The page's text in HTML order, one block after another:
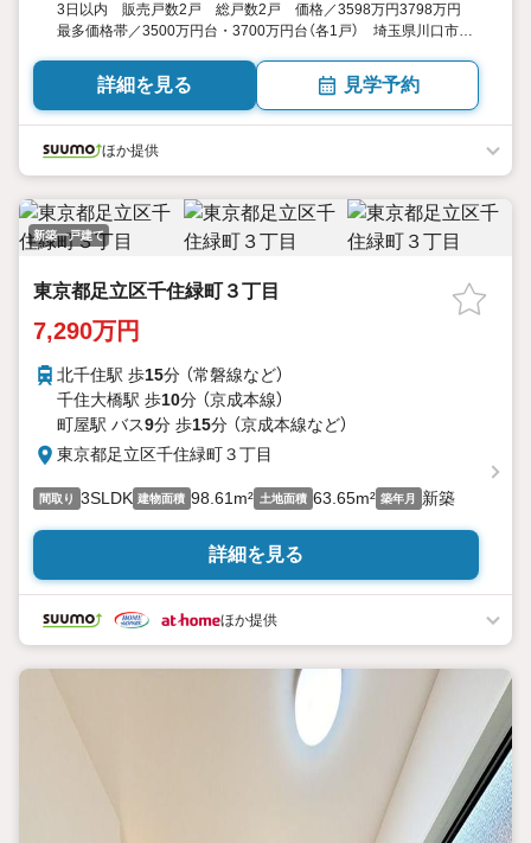
3日以内 販売戸数2戸 総戸数2戸 価格／3598万円3798万円
最多価格帯／3500万円台・3700万円台（各1戸） 埼玉県川口市大
坪・34.72坪）（実測） 向き／▼未選択 by SUUMO
詳細を見る 見学予約
ほか提供
新築一戸建て
東京都足立区千住緑町３丁目
7,290万円
北千住駅 歩15分 （常磐線など）
千住大橋駅 歩10分 （京成本線）
町屋駅 バス9分 歩15分 （京成本線など）
東京都足立区千住緑町３丁目
間取り 3SLDK 建物面積 98.61m² 土地面積 63.65m² 築年月 新築
詳細を見る
ほか提供